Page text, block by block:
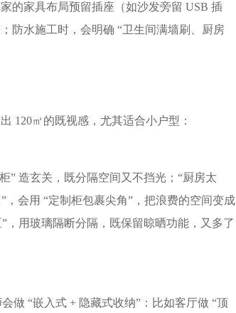
的家具布局预留插座（如沙发旁留 USB 插
防水施工时，会明确 “卫生间满墙刷、厨房
120㎡的既视感，尤其适合小户型：​
” 造玄关，既分隔空间又不挡光；“厨房太
会用 “定制柜包裹尖角”，把浪费的空间变成
，用玻璃隔断分隔，既保留晾晒功能，又多了
做 “嵌入式 + 隐藏式收纳”：比如客厅做 “顶